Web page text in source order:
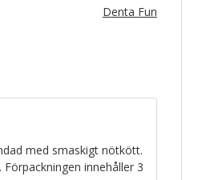
Denta Fun
med smaskigt nötkött.
innehåller 3